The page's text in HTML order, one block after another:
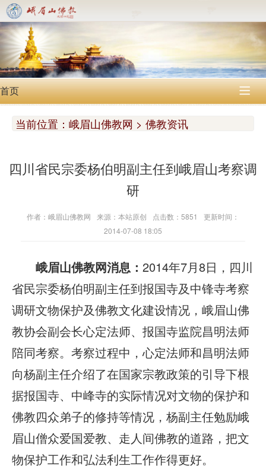
首页 
当前位置： 峨眉山佛教网 > 佛教资讯
四川省民宗委杨伯明副主任到峨眉山考察调
研
作者：峨眉山佛教网 来源：本站原创 点击数：5851
更新时间：
2014-07-08 18:05
峨眉山佛教网消息： 2014年7月8日，四川
省民宗委杨伯明副主任到报国寺及中锋寺考察
调研文物保护及佛教文化建设情况，峨眉山佛
教协会副会长心定法师、报国寺监院昌明法师
陪同考察。考察过程中，心定法师和昌明法师
向杨副主任介绍了在国家宗教政策的引导下根
据报国寺、中峰寺的实际情况对文物的保护和
佛教四众弟子的修持等情况，杨副主任勉励峨
眉山僧众爱国爱教、走人间佛教的道路，把文
物保护工作和弘法利生工作作得更好。